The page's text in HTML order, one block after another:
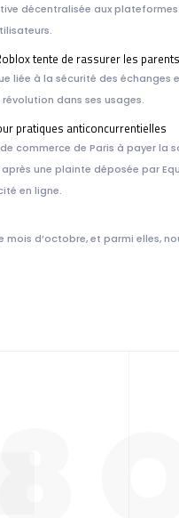
décentralisée aux
tente de rassurer les parents
liée à la sécurité des échanges
dans ses usages.
pratiques anticoncurrentielles
commerce de Paris à payer la
une plainte déposée par
en ligne.
d’octobre, et parmi elles,